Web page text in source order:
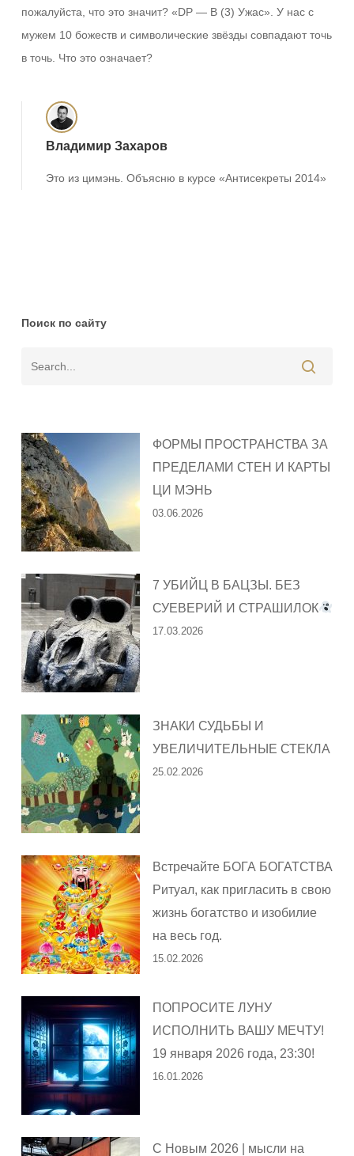
пожалуйста, что это значит? «DP — В (3) Ужас». У нас с
мужем 10 божеств и символические звёзды совпадают точь
в точь. Что это означает?
Владимир Захаров
Это из цимэнь. Объясню в курсе «Антисекреты 2014»
Поиск по сайту
ФОРМЫ ПРОСТРАНСТВА ЗА
ПРЕДЕЛАМИ СТЕН И КАРТЫ
ЦИ МЭНЬ
03.06.2026
7 УБИЙЦ В БАЦЗЫ. БЕЗ
СУЕВЕРИЙ И СТРАШИЛОК
17.03.2026
ЗНАКИ СУДЬБЫ И
УВЕЛИЧИТЕЛЬНЫЕ СТЕКЛА
25.02.2026
Встречайте БОГА БОГАТСТВА
Ритуал, как пригласить в свою
жизнь богатство и изобилие
на весь год.
15.02.2026
ПОПРОСИТЕ ЛУНУ
ИСПОЛНИТЬ ВАШУ МЕЧТУ!
19 января 2026 года, 23:30!
16.01.2026
С Новым 2026 | мысли на